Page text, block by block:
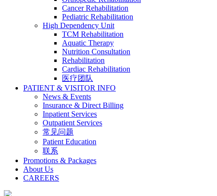
Cancer Rehabilitation
Pediatric Rehabilitation
High Dependency Unit
TCM Rehabilitation
Aquatic Therapy
Nutrition Consultation
Rehabilitation
Cardiac Rehabilitation
医疗团队
PATIENT & VISITOR INFO
News & Events
Insurance & Direct Billing
Inpatient Services
Outpatient Services
常见问题
Patient Education
联系
Promotions & Packages
About Us
CAREERS